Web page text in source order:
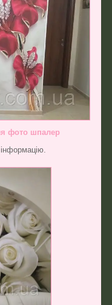
фото шпалер